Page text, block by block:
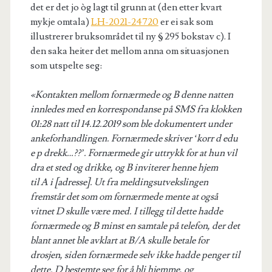
det er det jo òg lagt til grunn at (den etter kvart
mykje omtala) LH-2021-24720er ei sak som
illustrerer bruksområdet til ny § 295 bokstav c). I
den saka heiter det mellom anna om situasjonen
som utspelte seg:
«Kontakten mellom fornærmede og B denne natten
innledes med en korrespondanse på SMS fra klokken
01:28 natt til 14.12.2019 som ble dokumentert under
ankeforhandlingen. Fornærmede skriver ‘korr d edu
e p drekk…??’. Fornærmede gir uttrykk for at hun vil
dra et sted og drikke, og B inviterer henne hjem
til A i [adresse]. Ut fra meldingsutvekslingen
fremstår det som om fornærmede mente at også
vitnet D skulle være med. I tillegg til dette hadde
fornærmede og B minst en samtale på telefon, der det
blant annet ble avklart at B/A skulle betale for
drosjen, siden fornærmede selv ikke hadde penger til
dette. D bestemte seg for å bli hjemme, og